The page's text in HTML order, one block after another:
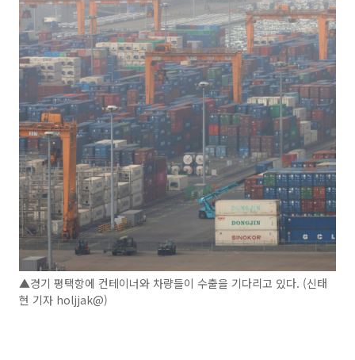
▲경기 평택항에 컨테이너와 차량들이 수출을 기다리고 있다. (신태
현 기자 holjjak@)